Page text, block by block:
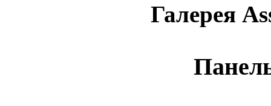
Галерея